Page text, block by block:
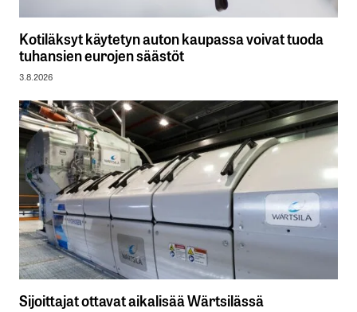
Kotiläksyt käytetyn auton kaupassa voivat tuoda
tuhansien eurojen säästöt
3.8.2026
Sijoittajat ottavat aikalisää Wärtsilässä